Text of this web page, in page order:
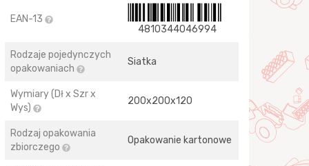
EAN-13
4810344046994
Rodzaje pojedynczych
opakowaniach
Siatka
Wymiary (Dł x Szr x
Wys)
200х200х120
Rodzaj opakowania
zbiorczego
Opakowanie kartonowe